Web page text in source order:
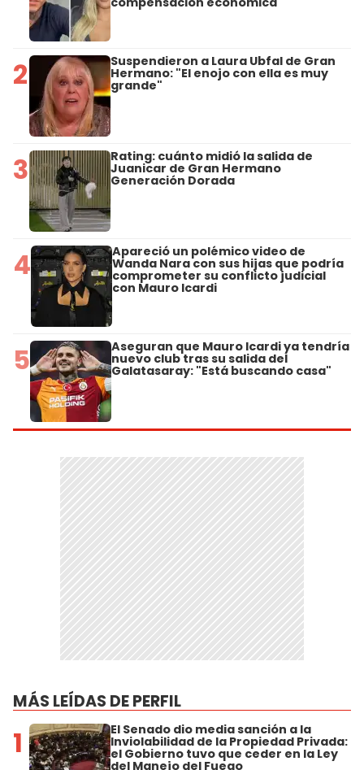
2 Suspendieron a Laura Ubfal de Gran
Hermano: "El enojo con ella es muy
grande"
3 Rating: cuánto midió la salida de
Juanicar de Gran Hermano
Generación Dorada
4 Apareció un polémico video de
Wanda Nara con sus hijas que podría
comprometer su conflicto judicial
con Mauro Icardi
5 Aseguran que Mauro Icardi ya tendría
nuevo club tras su salida del
Galatasaray: "Está buscando casa"
MÁS LEÍDAS DE PERFIL
1 El Senado dio media sanción a la
Inviolabilidad de la Propiedad Privada:
el Gobierno tuvo que ceder en la Ley
del Manejo del Fuego